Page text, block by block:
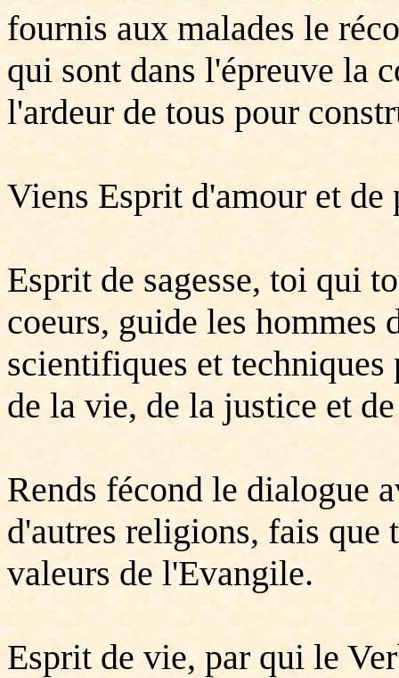
fournis aux malades le
qui sont dans l'épreuve la
l'ardeur de tous pour
Viens Esprit d'amour et de
Esprit de sagesse, toi qui
coeurs, guide les hommes
scientifiques et
de la vie, de la justice et
Rends fécond le dialogue
d'autres religions, fais que
valeurs de l'Evangile.
Esprit de vie, par qui le